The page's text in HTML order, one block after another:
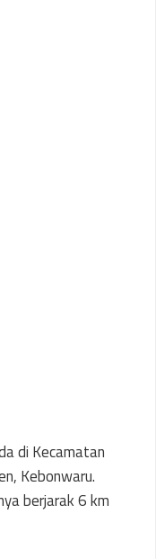
di Kecamatan
Kebonwaru.
berjarak 6 km